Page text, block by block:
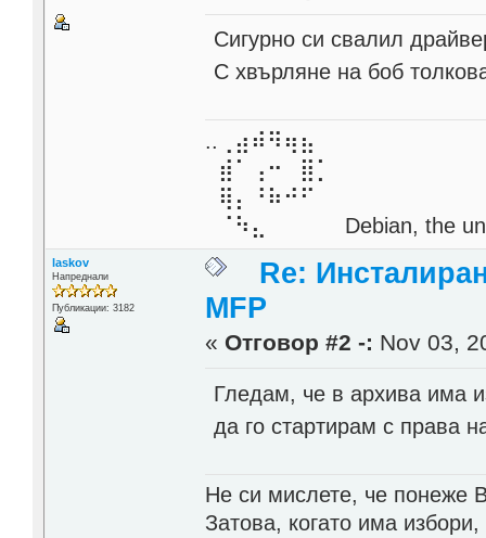
Сигурно си свалил
С хвърляне на боб
..⢀⣴⠾⠻⢶⣦⠀
⣾⠁⢠⠒⠀⣿⡁
⢿⡄⠘⠷⠚⠋
⠈⠳⣄⠀⠀⠀⠀ Debian, the
laskov
Напреднали
Публикации: 3182
Re:
MFP
« Отговор #2 -: Nov 03,
Гледам, че в архива има
да го стартирам с права
Не си мислете, че понеже
Затова, когато има